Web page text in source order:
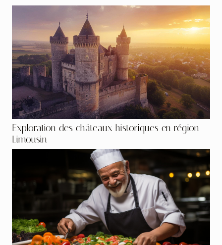
Exploration des châteaux historiques en région
Limousin